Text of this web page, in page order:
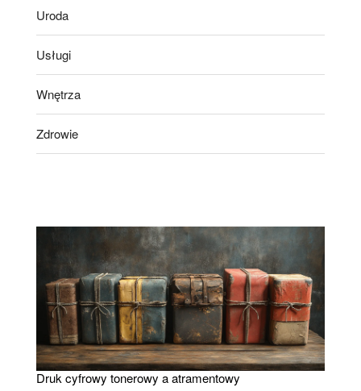
Uroda
Usługi
Wnętrza
Zdrowie
Druk cyfrowy tonerowy a atramentowy